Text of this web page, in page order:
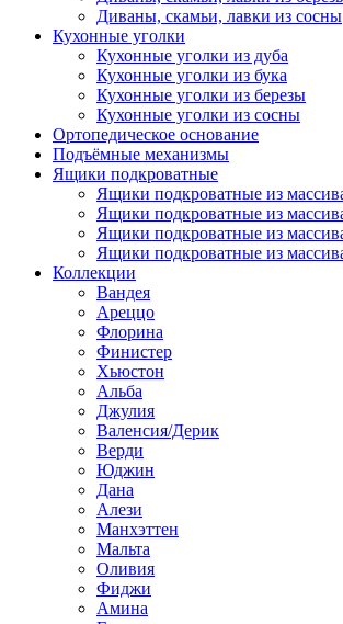
Диваны, скамьи, лавки из сосны
Кухонные уголки
Кухонные уголки из дуба
Кухонные уголки из бука
Кухонные уголки из березы
Кухонные уголки из сосны
Ортопедическое основание
Подъёмные механизмы
Ящики подкроватные
Ящики подкроватные из
Ящики подкроватные из
Ящики подкроватные из
Ящики подкроватные из
Коллекции
Вандея
Ареццо
Флорина
Финистер
Хьюстон
Альба
Джулия
Валенсия/Дерик
Верди
Юджин
Дана
Алези
Манхэттен
Мальта
Оливия
Фиджи
Амина